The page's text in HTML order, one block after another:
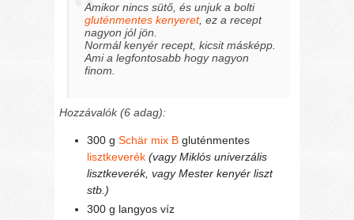
Amikor nincs sütő, és unjuk a bolti
gluténmentes kenyeret, ez a recept
nagyon jól jön.
Normál kenyér recept, kicsit másképp.
Ami a legfontosabb hogy nagyon
finom.
Hozzávalók (6 adag):
300 gSchär mix B gluténmentes
lisztkeverék (vagy Miklós univerzális
lisztkeverék, vagy Mester kenyér liszt
stb.)
300 g langyos víz